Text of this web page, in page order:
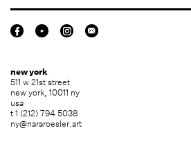
new york
511 w 21st street
new york, 10011 ny
usa
t 1 (212) 794 5038
ny@nararoesler.art